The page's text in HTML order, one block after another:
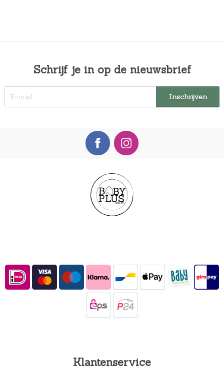
Schrijf je in op de nieuwsbrief
Klantenservice